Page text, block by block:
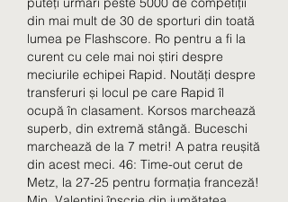
din mai mult de 30 de sporturi din toată
lumea pe Flashscore. Ro pentru a fi la
curent cu cele mai noi știri despre
meciurile echipei Rapid. Noutăți despre
transferuri și locul pe care Rapid îl
ocupă în clasament. Korsos marchează
superb, din extremă stângă. Buceschi
marchează de la 7 metri! A patra reușită
din acest meci. 46: Time-out cerut de
Metz, la 27-25 pentru formația franceză!